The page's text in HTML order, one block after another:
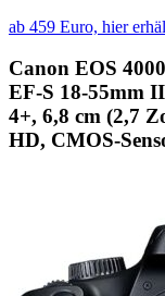
ab 459 Euro, hier
Canon EOS
EF-S 18-55mm
4+, 6,8 cm (2,7
HD, CMOS-